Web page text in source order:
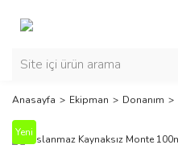
Anasayfa Ekipman Donanım
Yeni